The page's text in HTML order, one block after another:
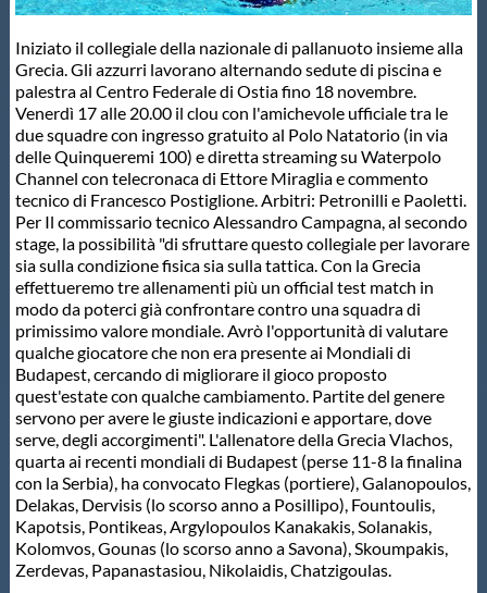
Scuole Nuoto
Propaganda
Centri Federali
Area Legislativa
Protezione Civile
Qualità
Sostenibilità
Privacy
Cookie Policy
Iniziato il collegiale della nazionale di pallanuoto insieme alla
Grecia. Gli azzurri lavorano alternando sedute di piscina e
palestra al Centro Federale di Ostia fino 18 novembre.
Venerdì 17 alle 20.00 il clou con l'amichevole ufficiale tra le
due squadre con ingresso gratuito al Polo Natatorio (in via
delle Quinqueremi 100) e diretta streaming su Waterpolo
Channel con telecronaca di Ettore Miraglia e commento
tecnico di Francesco Postiglione. Arbitri: Petronilli e Paoletti.
Per Il commissario tecnico Alessandro Campagna, al secondo
stage, la possibilità "di sfruttare questo collegiale per lavorare
sia sulla condizione fisica sia sulla tattica. Con la Grecia
effettueremo tre allenamenti più un official test match in
modo da poterci già confrontare contro una squadra di
primissimo valore mondiale. Avrò l'opportunità di valutare
qualche giocatore che non era presente ai Mondiali di
Budapest, cercando di migliorare il gioco proposto
quest'estate con qualche cambiamento. Partite del genere
servono per avere le giuste indicazioni e apportare, dove
serve, degli accorgimenti". L'allenatore della Grecia Vlachos,
quarta ai recenti mondiali di Budapest (perse 11-8 la finalina
con la Serbia), ha convocato Flegkas (portiere), Galanopoulos,
Delakas, Dervisis (lo scorso anno a Posillipo), Fountoulis,
Kapotsis, Pontikeas, Argylopoulos Kanakakis, Solanakis,
Kolomvos, Gounas (lo scorso anno a Savona), Skoumpakis,
Zerdevas, Papanastasiou, Nikolaidis, Chatzigoulas.